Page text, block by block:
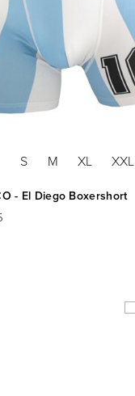
S M XL XXL
- El Diego Boxershort